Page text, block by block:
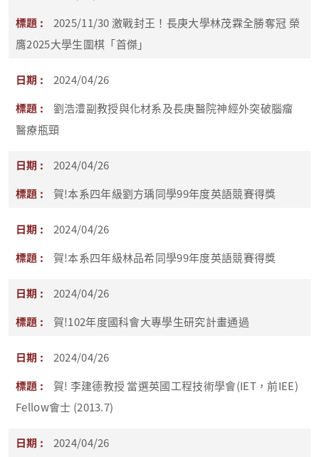
2025/11/30 激戰封王！長庚大學林茂霖全勝奪冠 榮
膺2025大學生圍棋「首傑」
2024/04/26
劉浩澧副教授與化材系及長庚醫院神經外突破腦瘤
醫療瓶頸
2024/04/26
賀!本系四年級劉方瑀同學99年度英語競賽得獎
2024/04/26
賀!本系四年級林品希同學99年度英語競賽得獎
2024/04/26
賀!102年度國科會大專學生研究計畫通過
2024/04/26
賀! 李建德教授 當選英國工程技術學會(IET，前IEE)
Fellow會士 (2013.7)
2024/04/26